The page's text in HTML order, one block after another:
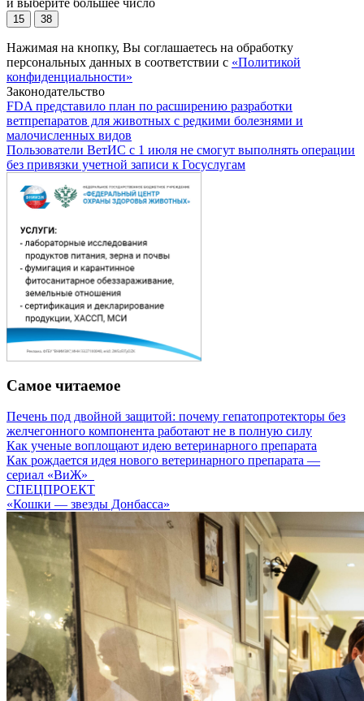
и выберите большее число
15 38
Нажимая на кнопку, Вы соглашаетесь на обработку
персональных данных в соответствии с «Политикой
конфиденциальности»
Законодательство
FDA представило план по расширению разработки
ветпрепаратов для животных с редкими болезнями и
малочисленных видов
Пользователи ВетИС с 1 июля не смогут выполнять операции
без привязки учетной записи к Госуслугам
Самое читаемое
Печень под двойной защитой: почему гепатопротекторы без
желчегонного компонента работают не в полную силу
Как ученые воплощают идею ветеринарного препарата
Как рождается идея нового ветеринарного препарата —
сериал «ВиЖ»
СПЕЦПРОЕКТ
«Кошки — звезды Донбасса»